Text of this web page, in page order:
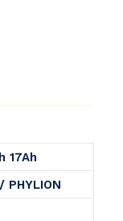
17Ah
PHYLION